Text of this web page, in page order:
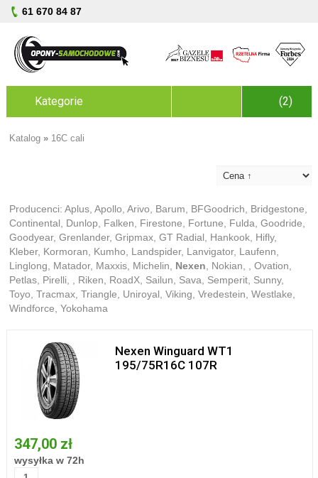
61 670 84 87
Kategorie (2)
Katalog » 16C cali
Producenci:Aplus ,Apollo ,Arivo Barum BFGoodrich Bridgestone
Continental
Dunlop Falken Firestone Fortune Fulda ,Goodride
Goodyear,Grenlander,Gripmax ,GT Radial Hankook Hifly,
Kleber, Kormoran Kumho Landspider, Lanvigator, Laufenn
Linglong
Matador, Maxxis Michelin Nexen Nokian ,Ovation
Petlas Pirelli Riken RoadX Sailun Sava Semperit Sunny,
Toyo ,Tracmax ,Triangle Uniroyal ,Viking ,Vredestein ,Westlake
Windforce ,Yokohama
Nexen Winguard WT1
195/75R16C 107R
347,00 zł
wysyłka w 72h